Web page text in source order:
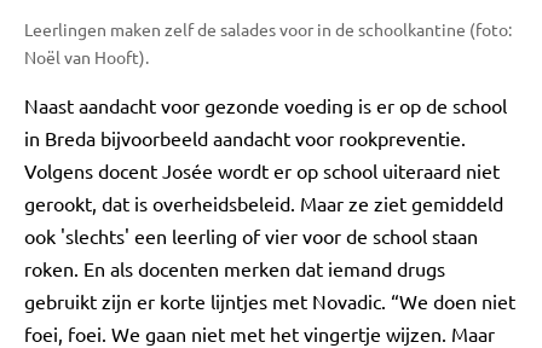
Leerlingen maken zelf de salades voor in de schoolkantine (foto:
Noël van Hooft).
Naast aandacht voor gezonde voeding is er op de school
in Breda bijvoorbeeld aandacht voor rookpreventie.
Volgens docent Josée wordt er op school uiteraard niet
gerookt, dat is overheidsbeleid. Maar ze ziet gemiddeld
ook 'slechts' een leerling of vier voor de school staan
roken. En als docenten merken dat iemand drugs
gebruikt zijn er korte lijntjes met Novadic. “We doen niet
foei, foei. We gaan niet met het vingertje wijzen. Maar